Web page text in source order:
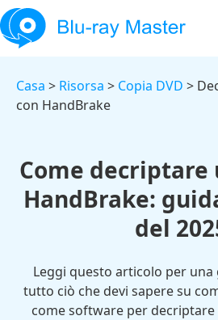
Casa > Risorsa > Copia DVD >
con HandBrake
Come decriptare
HandBrake:
del
Leggi questo articolo per
tutto ciò che devi sapere su
come software per decriptare